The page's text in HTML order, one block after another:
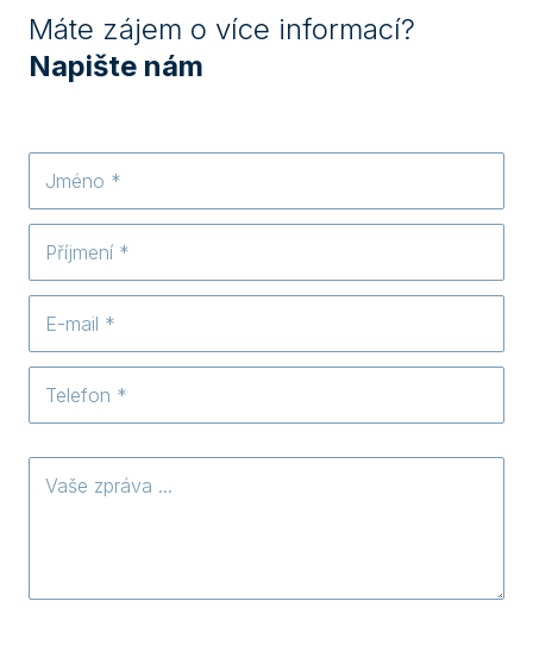
Máte zájem o více informací?
Napište nám
mail*
zpráva